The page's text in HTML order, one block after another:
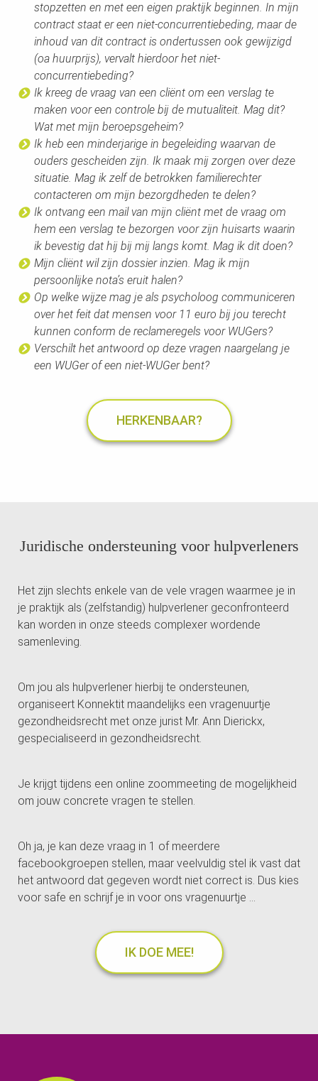
stopzetten en met een eigen praktijk beginnen. In mijn
contract staat er een niet-concurrentiebeding, maar de
inhoud van dit contract is ondertussen ook gewijzigd
(oa huurprijs), vervalt hierdoor het niet-
concurrentiebeding?
Ik kreeg de vraag van een cliënt om een verslag te
maken voor een controle bij de mutualiteit. Mag dit?
Wat met mijn beroepsgeheim?
Ik heb een minderjarige in begeleiding waarvan de
ouders gescheiden zijn. Ik maak mij zorgen over deze
situatie. Mag ik zelf de betrokken familierechter
contacteren om mijn bezorgdheden te delen?
Ik ontvang een mail van mijn cliënt met de vraag om
hem een verslag te bezorgen voor zijn huisarts waarin
ik bevestig dat hij bij mij langs komt. Mag ik dit doen?
Mijn cliënt wil zijn dossier inzien. Mag ik mijn
persoonlijke nota’s eruit halen?
Op welke wijze mag je als psycholoog communiceren
over het feit dat mensen voor 11 euro bij jou terecht
kunnen conform de reclameregels voor WUGers?
Verschilt het antwoord op deze vragen naargelang je
een WUGer of een niet-WUGer bent?
HERKENBAAR?
Juridische ondersteuning voor hulpverleners
Het zijn slechts enkele van de vele vragen waarmee je in
je praktijk als (zelfstandig) hulpverlener geconfronteerd
kan worden in onze steeds complexer wordende
samenleving.
Om jou als hulpverlener hierbij te ondersteunen,
organiseert Konnektit maandelijks een vragenuurtje
gezondheidsrecht met onze jurist Mr. Ann Dierickx,
gespecialiseerd in gezondheidsrecht.
Je krijgt tijdens een online zoommeeting de mogelijkheid
om jouw concrete vragen te stellen.
Oh ja, je kan deze vraag in 1 of meerdere
facebookgroepen stellen, maar veelvuldig stel ik vast dat
het antwoord dat gegeven wordt niet correct is. Dus kies
voor safe en schrijf je in voor ons vragenuurtje ...
IK DOE MEE!